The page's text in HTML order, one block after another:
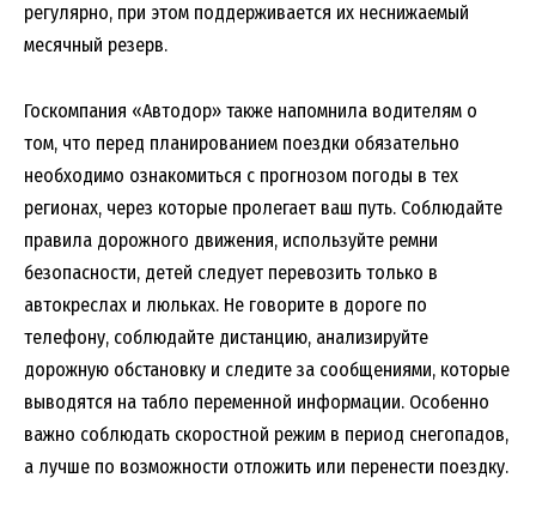
регулярно, при этом поддерживается их неснижаемый
месячный резерв.
Госкомпания «Автодор» также напомнила водителям о
том, что перед планированием поездки обязательно
необходимо ознакомиться с прогнозом погоды в тех
регионах, через которые пролегает ваш путь. Соблюдайте
правила дорожного движения, используйте ремни
безопасности, детей следует перевозить только в
автокреслах и люльках. Не говорите в дороге по
телефону, соблюдайте дистанцию, анализируйте
дорожную обстановку и следите за сообщениями, которые
выводятся на табло переменной информации. Особенно
важно соблюдать скоростной режим в период снегопадов,
а лучше по возможности отложить или перенести поездку.